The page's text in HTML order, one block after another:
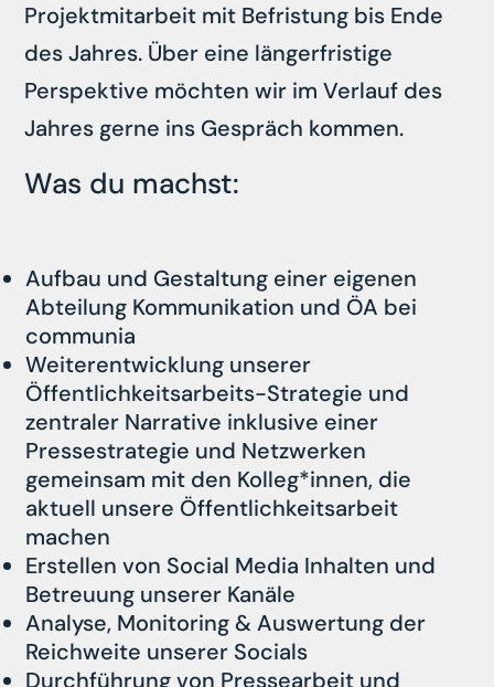
Projektmitarbeit mit Befristung bis Ende
des Jahres. Über eine längerfristige
Perspektive möchten wir im Verlauf des
Jahres gerne ins Gespräch kommen.
Was du machst:
Aufbau und Gestaltung einer eigenen
Abteilung Kommunikation und ÖA bei
communia
Weiterentwicklung unserer
Öffentlichkeitsarbeits-Strategie und
zentraler Narrative inklusive einer
Pressestrategie und Netzwerken
gemeinsam mit den Kolleg*innen, die
aktuell unsere Öffentlichkeitsarbeit
machen
Erstellen von Social Media Inhalten und
Betreuung unserer Kanäle
Analyse, Monitoring & Auswertung der
Reichweite unserer Socials
Durchführung von Pressearbeit und